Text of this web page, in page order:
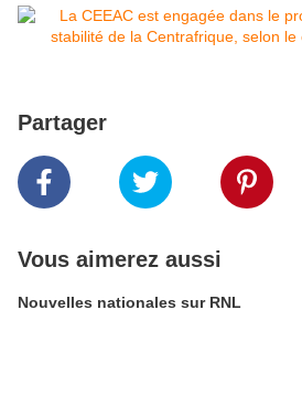
Partager
Vous aimerez aussi
Nouvelles nationales sur RNL